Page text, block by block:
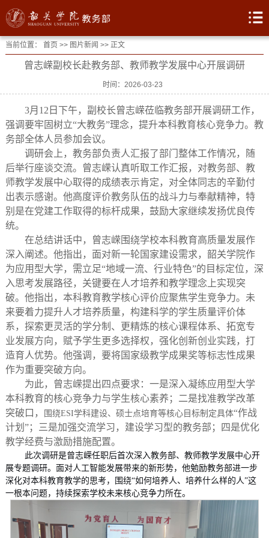
当前位置： 首页 >> 图片新闻 >> 正文
曾志嵘副校长赴教务部、教师教学发展中心开展调研
时间：2026-03-23
3月12日 下午，副校长曾志嵘莅临教务部开展调研工作，
强调 要牢固树立“大教务”理念 ， 提升本科教育核心竞争力。教
务部全体人员参加会议。
调研会上 ， 教务部负责人汇报了部门 整体工作情况，
随
后举行座谈交流。 曾志嵘认真听取工作汇报 ， 对教务部、 教
师教学发展中心取得的成绩表示肯定 ， 对全体同志的辛勤付
出表示感谢。他高度评价教务队伍的战斗力与奉献精神，特
别是在党建工作取得的标杆成果 ，鼓励大家继续发扬优良传
统。
在总结讲话中，
曾志嵘围绕学校本科教育高质量发展作
深入阐述。他指出 ， 面对新一轮国家建设需求 ，韶关学院作
为应用型大学， 需立足“地域一流、行业特色”的 目标定位 ， 深
入思考发展路径，关键要在人才培养和教学理念 上实现突
破。他指出，本科教育教学核心评价应聚焦学生竞争力。未
来要着力提升人才培养质量，构建科学的学生质量评价体
系 ， 探索更灵活的学分制、 更精炼的核心课程体系、拓宽专
业发展方向，赋予学生更多选择权， 强化创新创业实践，打
造育人优势。他强调，要将国家级教学成果奖等标志性成果
作为重要突破方向。
为此，曾志嵘提出四 点要求：一是深入凝练应用型大学
本科教育的核心竞争力与学生核心素养；二是找准教学改革
突破口，
围绕ESI学科建设、硕士点培育等核心目标制定具体“作战
计划 ”；三是加强交流学习，建设学习型的教务部 ；四是优化
教学经费与激励措施配置。
此次调研是曾志嵘任职后首次深入教务部、教师教学发展中心开
展专题调研。面对人工智能发展带来的新形势，他勉励教务部进一步
深化对本科教育教学的思考，围绕“如何培养人、培养什么样的人”这
一根本问题，持续探索学校未来核心竞争力所在。